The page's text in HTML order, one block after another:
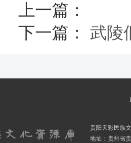
上一篇：
下一篇： 武陵
贵阳天彩民族
地址：贵州省